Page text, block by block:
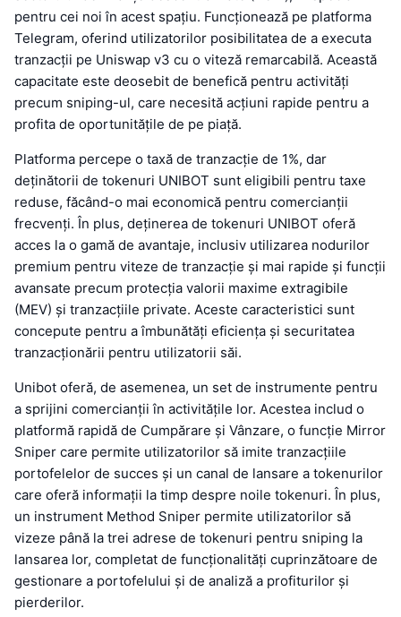
pentru cei noi în acest spațiu. Funcționează pe platforma
Telegram, oferind utilizatorilor posibilitatea de a executa
tranzacții pe Uniswap v3 cu o viteză remarcabilă. Această
capacitate este deosebit de benefică pentru activități
precum sniping-ul, care necesită acțiuni rapide pentru a
profita de oportunitățile de pe piață.
Platforma percepe o taxă de tranzacție de 1%, dar
deținătorii de tokenuri UNIBOT sunt eligibili pentru taxe
reduse, făcând-o mai economică pentru comercianții
frecvenți. În plus, deținerea de tokenuri UNIBOT oferă
acces la o gamă de avantaje, inclusiv utilizarea nodurilor
premium pentru viteze de tranzacție și mai rapide și funcții
avansate precum protecția valorii maxime extragibile
(MEV) și tranzacțiile private. Aceste caracteristici sunt
concepute pentru a îmbunătăți eficiența și securitatea
tranzacționării pentru utilizatorii săi.
Unibot oferă, de asemenea, un set de instrumente pentru
a sprijini comercianții în activitățile lor. Acestea includ o
platformă rapidă de Cumpărare și Vânzare, o funcție Mirror
Sniper care permite utilizatorilor să imite tranzacțiile
portofelelor de succes și un canal de lansare a tokenurilor
care oferă informații la timp despre noile tokenuri. În plus,
un instrument Method Sniper permite utilizatorilor să
vizeze până la trei adrese de tokenuri pentru sniping la
lansarea lor, completat de funcționalități cuprinzătoare de
gestionare a portofelului și de analiză a profiturilor și
pierderilor.